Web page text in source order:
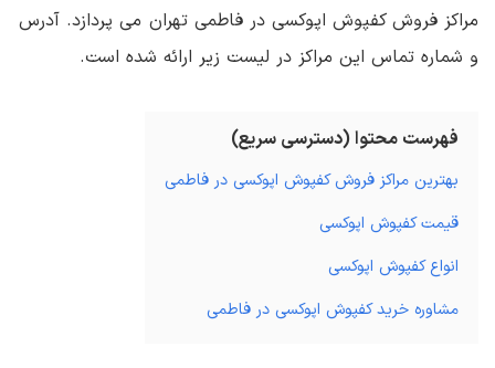
مراکز فروش کفپوش اپوکسی در فاطمی تهران می پردازد. آدرس
و شماره تماس این مراکز در لیست زیر ارائه شده است.
فهرست محتوا (دسترسی سریع)
بهترین مراکز فروش کفپوش اپوکسی در فاطمی
قیمت کفپوش اپوکسی
انواع کفپوش اپوکسی
مشاوره خرید کفپوش اپوکسی در فاطمی